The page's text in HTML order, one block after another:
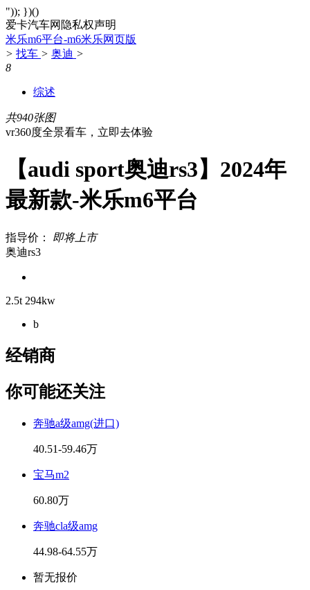
")); })()
爱卡汽车网隐私权声明
米乐m6平台-m6米乐网页版
> 找车 > 奥迪 >
8
综述
共940张图
vr360度全景看车，立即去体验
【audi sport奥迪rs3】2024年
最新款-米乐m6平台
指导价： 即将上市
奥迪rs3
2.5t 294kw
b
经销商
你可能还关注
奔驰a级amg(进口)
40.51-59.46万
宝马m2
60.80万
奔驰cla级amg
44.98-64.55万
暂无报价